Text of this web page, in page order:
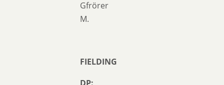
Gfrörer
M.
FIELDING